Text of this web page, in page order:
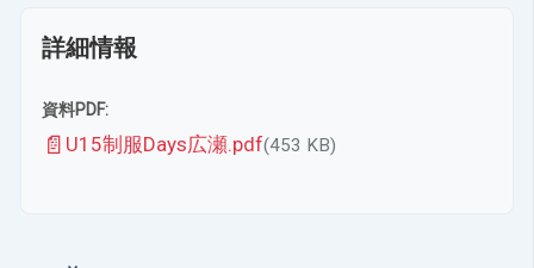
詳細情報
資料PDF:
📄 U15制服Days広瀬.pdf(453 KB)